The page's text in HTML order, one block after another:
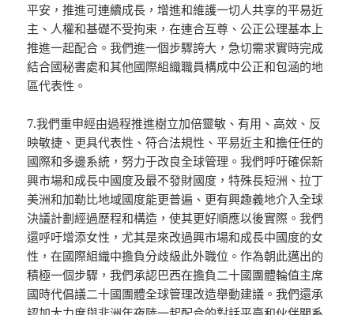
平安，推進可連續成長，增進和維護一切人共享的平易近
主、人權和基礎不受拘束，在連合互尊、公正公理基本上
推進一起配合。我們進一個步驟誇大，急切需求實時完成
結合國秘書處和其他國際組織職員構成中公正和包涵的地
區代表性。
7.我們重申經由過程推進樹立加倍靈敏、有用、高效、反
映敏捷、更具代表性、符合法規性、平易近主和擔任任的
國際和多邊系統，努力于改良全球管理。我們呼吁確保新
興市場和成長中國度及最不發財國度，特殊長短洲、拉丁
美洲和加勒比地域國度能更普遍、更有興趣義地介入全球
決議計劃經過歷程和構造，使其更好順應以後實際。我們
還呼吁增添女性，尤其是來改過興市場和成長中國度的女
性，在國際組織中擔負分歧級此外職位。作為朝此邁出的
積極一個步驟，我們承認巴西在擔負二十國團體輪值主席
國時代倡議二十國團體全球管理改造舉動建議。我們還承